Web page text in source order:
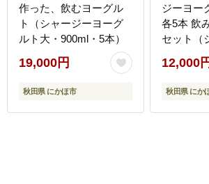
作った、飲むヨーグル
ト（シャージーヨーグ
ルト大・900ml・5本）
19,000円
秋田県 にかほ市
ジーヨー
各5本 飲
セット（
乳 飲む
ト）
12,000
秋田県 にか